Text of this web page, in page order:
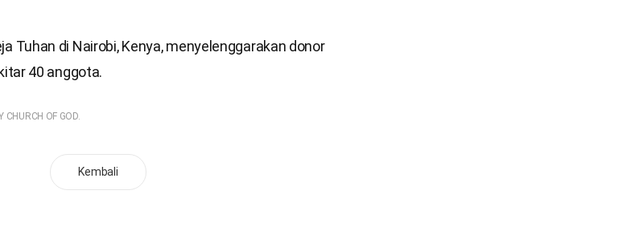
Tuhan di Nairobi, Kenya, menyelenggarakan donor
40 anggota.
OF GOD.
Kembali